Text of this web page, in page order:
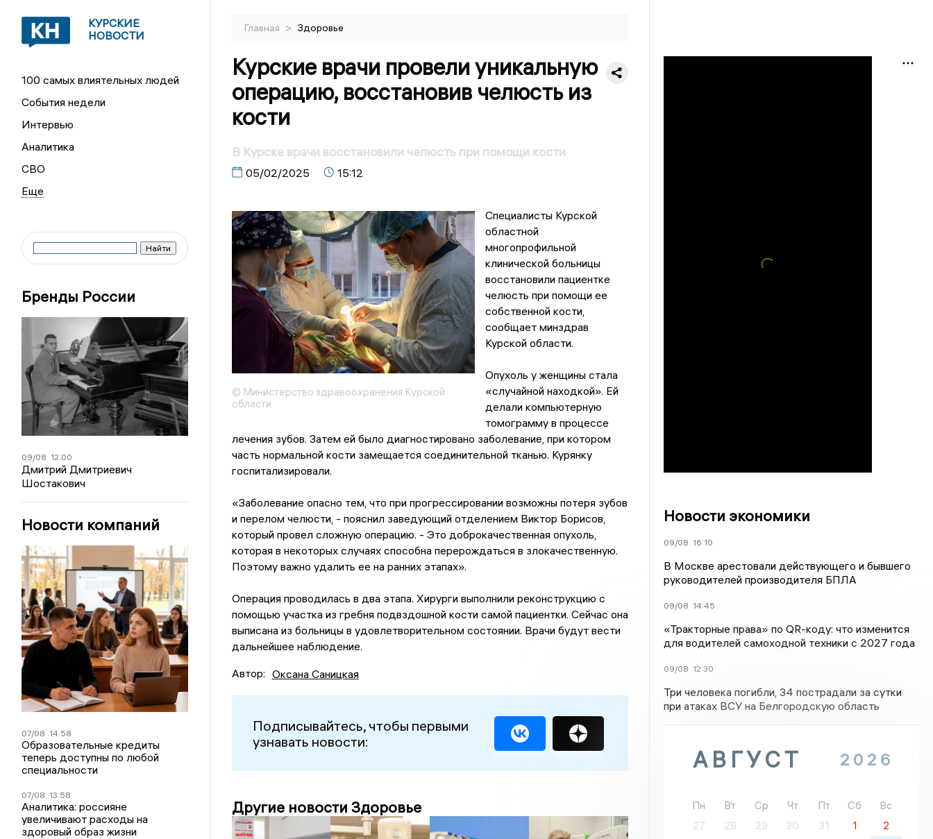
КУРСКИЕ
НОВОСТИ
100 самых влиятельных людей
События недели
Интервью
Аналитика
СВО
Бренды России
09/08 12:00
Дмитрий Дмитриевич
Шостакович
Новости компаний
07/08 14:58
Образовательные кредиты
теперь доступны по любой
специальности
07/08 13:58
Аналитика: россияне
увеличивают расходы на
здоровый образ жизни
Главная > Здоровье
Курские врачи провели уникальную
операцию, восстановив челюсть из
кости
В Курске врачи восстановили челюсть при помощи кости
05/02/2025 15:12
© Министерство здравоохранения Курской
области
Специалисты Курской
областной
многопрофильной
клинической больницы
восстановили пациентке
челюсть при помощи ее
собственной кости,
сообщает минздрав
Курской области.
Опухоль у женщины стала
«случайной находкой». Ей
делали компьютерную
томограмму в процессе
лечения зубов. Затем ей было диагностировано заболевание, при котором
часть нормальной кости замещается соединительной тканью. Курянку
госпитализировали.
«Заболевание опасно тем, что при прогрессировании возможны потеря зубов
и перелом челюсти, - пояснил заведующий отделением Виктор Борисов,
который провел сложную операцию. - Это доброкачественная опухоль,
которая в некоторых случаях способна перерождаться в злокачественную.
Поэтому важно удалить ее на ранних этапах».
Операция проводилась в два этапа. Хирурги выполнили реконструкцию с
помощью участка из гребня подвздошной кости самой пациентки. Сейчас она
выписана из больницы в удовлетворительном состоянии. Врачи будут вести
дальнейшее наблюдение.
Автор: Оксана Саницкая
Подписывайтесь, чтобы первыми
узнавать новости:
Другие новости Здоровье
Новости экономики
09/08 16:10
В Москве арестовали действующего и бывшего
руководителей производителя БПЛА
09/08 14:45
«Тракторные права» по QR-коду: что изменится
для водителей самоходной техники с 2027 года
09/08 12:30
Три человека погибли, 34 пострадали за сутки
при атаках ВСУ на Белгородскую область
АВГУСТ 2026
Пн Вт Ср Чт Пт Сб
Вс
27
28 29 30 31 1
2